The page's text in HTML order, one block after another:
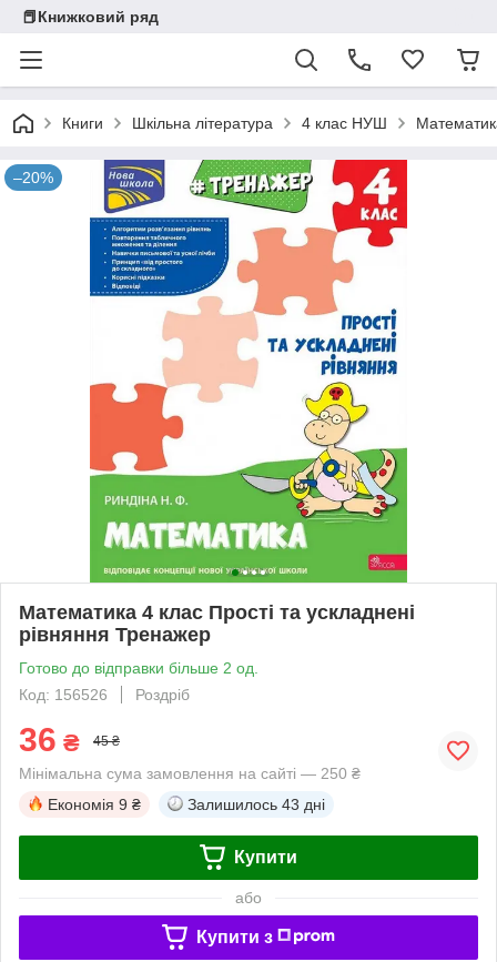
📕Книжковий ряд
Книги Шкільна література 4 клас НУШ
–20%
Математика 4 клас Прості та ускладнені
рівняння Тренажер
Готово до відправки більше 2 од.
Код: 156526
Роздріб
36 ₴ 45 ₴
Мінімальна сума замовлення на сайті — 250 ₴
Економія 9 ₴ Залишилось 43 дні
Купити
або
Купити з